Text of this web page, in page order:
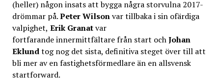
(heller) någon insats att bygga några storvulna 2017-
drömmar på.Peter Wilsonvar tillbaka i sin ofärdiga
valpighet, Erik Granatvar
fortfarande innermittfältare från start ochJohan
Eklundtog nog det sista, definitiva steget över till att
bli mer av en fastighetsförmedlare än en allsvensk
startforward.